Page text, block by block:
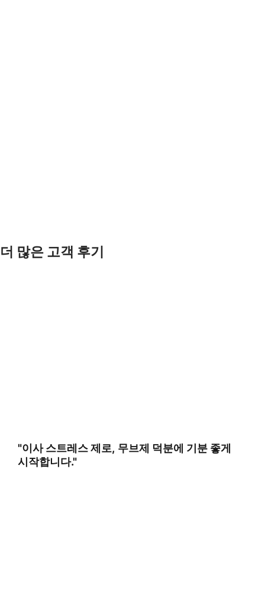
더 많은 고객 후기
"이사 스트레스 제로, 무브제 덕분에 기분 좋게
시작합니다."